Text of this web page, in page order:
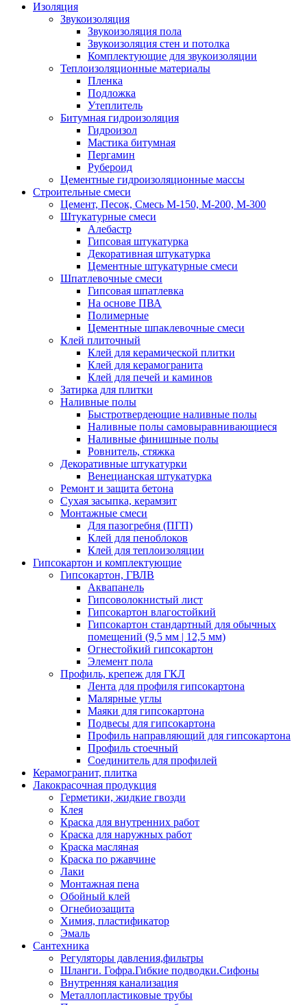
Изоляция
Звукоизоляция
Звукоизоляция пола
Звукоизоляция стен и потолка
Комплектующие для звукоизоляции
Теплоизоляционные материалы
Пленка
Подложка
Утеплитель
Битумная гидроизоляция
Гидроизол
Мастика битумная
Пергамин
Рубероид
Цементные гидроизоляционные массы
Строительные смеси
Цемент, Песок, Смесь М-150, М-200, М-300
Штукатурные смеси
Алебастр
Гипсовая штукатурка
Декоративная штукатурка
Цементные штукатурные смеси
Шпатлевочные смеси
Гипсовая шпатлевка
На основе ПВА
Полимерные
Цементные шпаклевочные смеси
Клей плиточный
Клей для керамической плитки
Клей для керамогранита
Клей для печей и каминов
Затирка для плитки
Наливные полы
Быстротвердеющие наливные полы
Наливные полы самовыравнивающиеся
Наливные финишные полы
Ровнитель, стяжка
Декоративные штукатурки
Венецианская штукатурка
Ремонт и защита бетона
Сухая засыпка, керамзит
Монтажные смеси
Для пазогребня (ПГП)
Клей для пеноблоков
Клей для теплоизоляции
Гипсокартон и комплектующие
Гипсокартон, ГВЛВ
Аквапанель
Гипсоволокнистый лист
Гипсокартон влагостойкий
Гипсокартон стандартный для обычных
помещений (9,5 мм | 12,5 мм)
Огнестойкий гипсокартон
Элемент пола
Профиль, крепеж для ГКЛ
Лента для профиля гипсокартона
Малярные углы
Маяки для гипсокартона
Подвесы для гипсокартона
Профиль направляющий для гипсокартона
Профиль стоечный
Соединитель для профилей
Керамогранит, плитка
Лакокрасочная продукция
Герметики, жидкие гвозди
Клея
Краска для внутренних работ
Краска для наружных работ
Краска масляная
Краска по ржавчине
Лаки
Монтажная пена
Обойный клей
Огнебиозащита
Химия, пластификатор
Эмаль
Сантехника
Регуляторы давления,фильтры
Шланги. Гофра.Гибкие подводки.Сифоны
Внутренняя канализация
Металлопластиковые трубы